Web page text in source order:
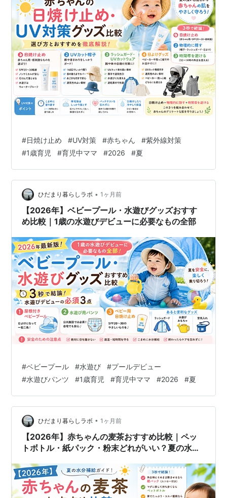
#日焼け止め #UV対策 #赤ちゃん #紫外線対策
#1歳育児 #育児中ママ #2026 #夏
ひだまり暮らしラボ • 1ヶ月前
【2026年】ベビープール・水遊びグッズおすす
め比較｜1歳の水遊びデビューに必要なもの全部
#ベビープール #水遊び #プールデビュー
#水遊びパンツ #1歳育児 #育児中ママ #2026 #夏
ひだまり暮らしラボ • 1ヶ月前
【2026年】赤ちゃんの麦茶おすすめ比較｜ペッ
トボトル・紙パック・粉末どれがいい？夏の水分